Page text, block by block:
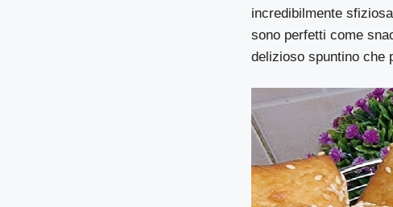
incredibilmente
sono perfetti come
delizioso spuntino che